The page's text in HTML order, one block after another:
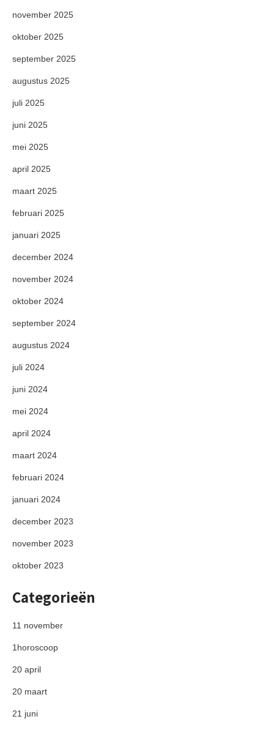
november 2025
oktober 2025
september 2025
augustus 2025
juli 2025
juni 2025
mei 2025
april 2025
maart 2025
februari 2025
januari 2025
december 2024
november 2024
oktober 2024
september 2024
augustus 2024
juli 2024
juni 2024
mei 2024
april 2024
maart 2024
februari 2024
januari 2024
december 2023
november 2023
oktober 2023
Categorieën
11 november
1horoscoop
20 april
20 maart
21 juni